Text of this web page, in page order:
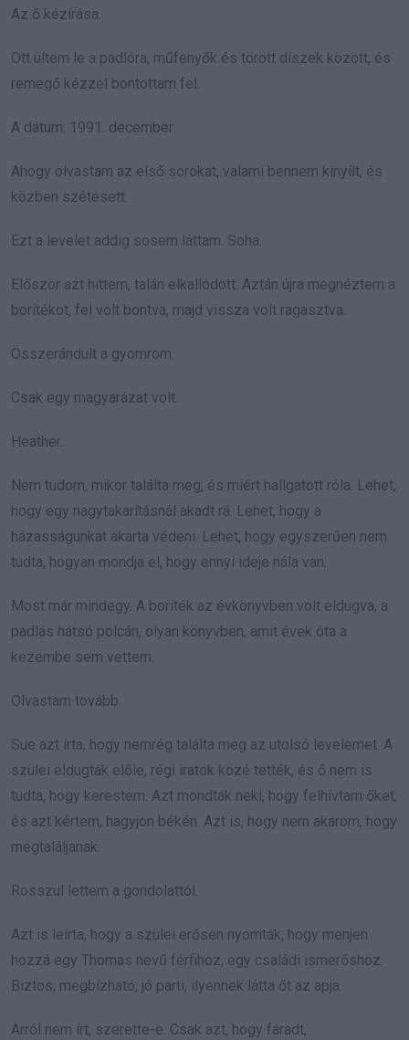
Az ő kézírása.
Ott ültem le a padlóra, műfenyők és törött díszek között, és
remegő kézzel bontottam fel.
A dátum: 1991. december.
Ahogy olvastam az első sorokat, valami bennem kinyílt, és
közben szétesett.
Ezt a levelet addig sosem láttam. Soha.
Először azt hittem, talán elkallódott. Aztán újra megnéztem a
borítékot, fel volt bontva, majd vissza volt ragasztva.
Összerándult a gyomrom.
Csak egy magyarázat volt.
Heather.
Nem tudom, mikor találta meg, és miért hallgatott róla. Lehet,
hogy egy nagytakarításnál akadt rá. Lehet, hogy a
házasságunkat akarta védeni. Lehet, hogy egyszerűen nem
tudta, hogyan mondja el, hogy ennyi ideje nála van.
Most már mindegy. A boríték az évkönyvben volt eldugva, a
padlás hátsó polcán, olyan könyvben, amit évek óta a
kezembe sem vettem.
Olvastam tovább.
Sue azt írta, hogy nemrég találta meg az utolsó levelemet. A
szülei eldugták előle, régi iratok közé tették, és ő nem is
tudta, hogy kerestem. Azt mondták neki, hogy felhívtam őket,
és azt kértem, hagyjon békén. Azt is, hogy nem akarom, hogy
megtaláljanak.
Rosszul lettem a gondolattól.
Azt is leírta, hogy a szülei erősen nyomták, hogy menjen
hozzá egy Thomas nevű férfihoz, egy családi ismerőshöz.
Biztos, megbízható, jó parti, ilyennek látta őt az apja.
Arról nem írt, szerette-e. Csak azt, hogy fáradt,